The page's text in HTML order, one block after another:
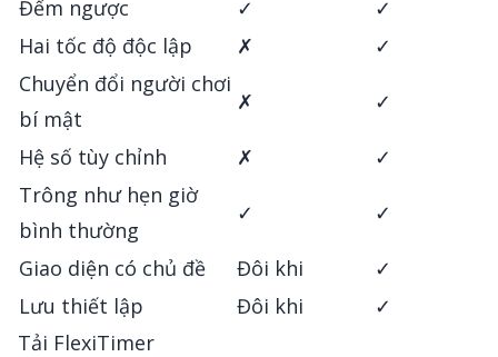
Đếm ngược ✓
✓
Hai tốc độ độc lập
✗
✓
Chuyển đổi người chơi
bí mật
✗ ✓
Hệ số tùy chỉnh ✗
✓
Trông như hẹn giờ
bình thường
✓ ✓
Giao diện có chủ đề Đôi khi
✓
Lưu thiết lập
Đôi khi
✓
Tải FlexiTimer